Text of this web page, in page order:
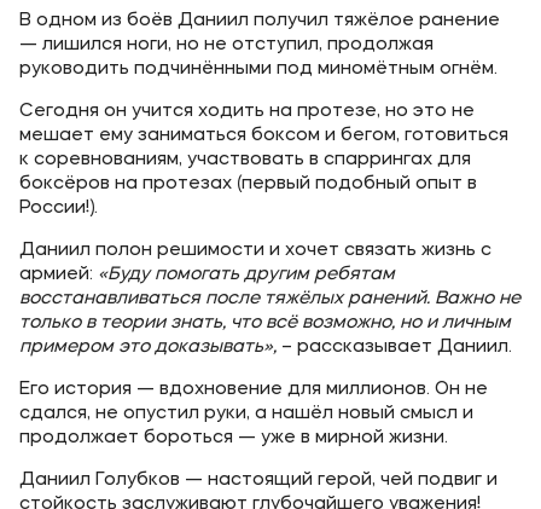
В одном из боёв Даниил получил тяжёлое ранение
— лишился ноги, но не отступил, продолжая
руководить подчинёнными под миномётным огнём.
Сегодня он учится ходить на протезе, но это не
мешает ему заниматься боксом и бегом, готовиться
к соревнованиям, участвовать в спаррингах для
боксёров на протезах (первый подобный опыт в
России!).
Даниил полон решимости и хочет связать жизнь с
армией: «Буду помогать другим ребятам
восстанавливаться после тяжёлых ранений. Важно не
только в теории знать, что всё возможно, но и личным
примером это доказывать», – рассказывает Даниил.
Его история — вдохновение для миллионов. Он не
сдался, не опустил руки, а нашёл новый смысл и
продолжает бороться — уже в мирной жизни.
Даниил Голубков — настоящий герой, чей подвиг и
стойкость заслуживают глубочайшего уважения!